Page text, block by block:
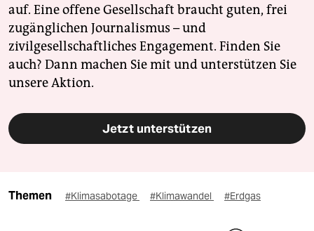
auf. Eine offene Gesellschaft braucht guten, frei
zugänglichen Journalismus – und
zivilgesellschaftliches Engagement. Finden Sie
auch? Dann machen Sie mit und unterstützen Sie
unsere Aktion.
Jetzt unterstützen
Themen #Klimasabotage #Klimawandel #Erdgas